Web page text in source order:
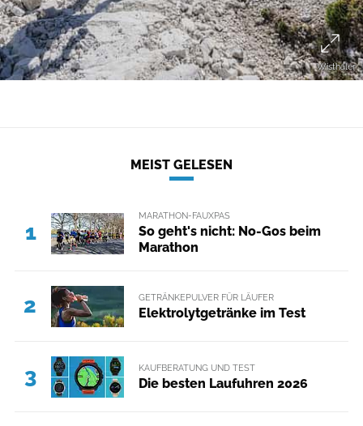
Wisthaler
MEIST GELESEN
1
MARATHON-FAUXPAS
So geht's nicht: No-Gos beim
Marathon
2 GETRÄNKEPULVER FÜR LÄUFER
Elektrolytgetränke im Test
3 KAUFBERATUNG UND TEST
Die besten Laufuhren 2026